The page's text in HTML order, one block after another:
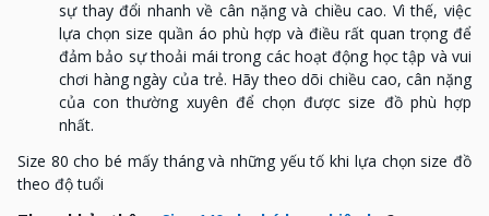
sự thay đổi nhanh về cân nặng và chiều cao. Vì thế, việc
lựa chọn size quần áo phù hợp và điều rất quan trọng để
đảm bảo sự thoải mái trong các hoạt động học tập và vui
chơi hàng ngày của trẻ. Hãy theo dõi chiều cao, cân nặng
của con thường xuyên để chọn được size đồ phù hợp
nhất.
Size 80 cho bé mấy tháng và những yếu tố khi lựa chọn size đồ
theo độ tuổi